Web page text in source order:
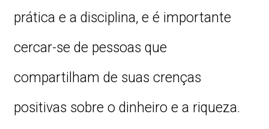
prática e a disciplina, e é importante
cercar-se de pessoas que
compartilham de suas crenças
positivas sobre o dinheiro e a riqueza.